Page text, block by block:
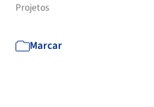
Projetos
Marcar